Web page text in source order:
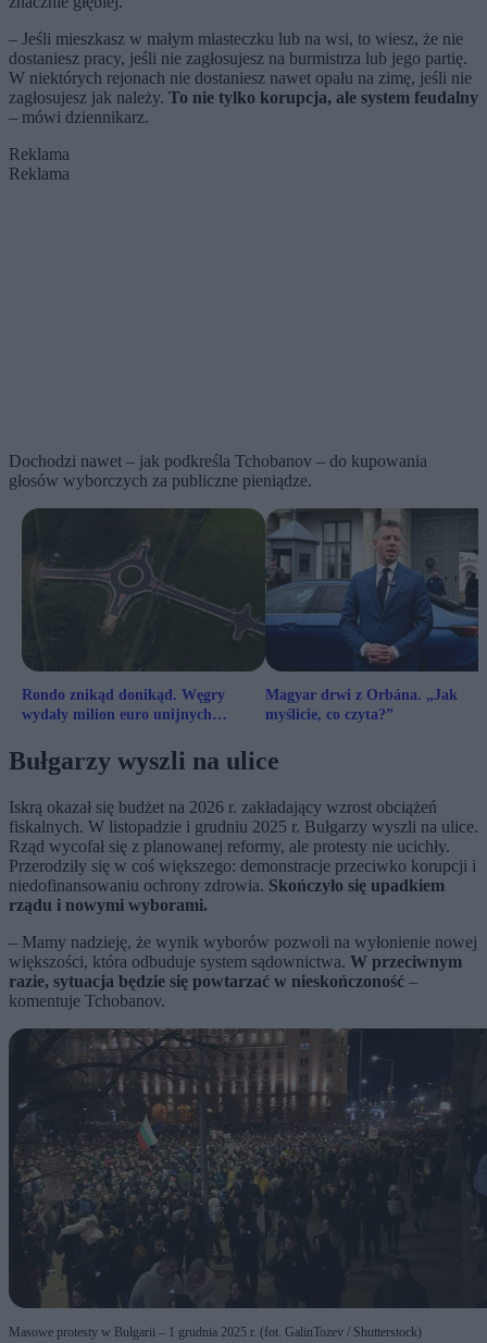
– Jeśli mieszkasz w małym miasteczku lub na wsi, to wiesz, że nie
dostaniesz pracy, jeśli nie zagłosujesz na burmistrza lub jego partię.
W niektórych rejonach nie dostaniesz nawet opału na zimę, jeśli nie
zagłosujesz jak należy. To nie tylko korupcja, ale system feudalny
– mówi dziennikarz.
Reklama
Reklama
Dochodzi nawet – jak podkreśla Tchobanov – do kupowania
głosów wyborczych za publiczne pieniądze.
Rondo znikąd donikąd. Węgry
wydały milion euro unijnych
Magyar drwi z Orbána. „Jak
myślicie, co czyta?”
Bułgarzy wyszli na ulice
Iskrą okazał się budżet na 2026 r. zakładający wzrost obciążeń
fiskalnych. W listopadzie i grudniu 2025 r. Bułgarzy wyszli na ulice.
Rząd wycofał się z planowanej reformy, ale protesty nie ucichły.
Przerodziły się w coś większego: demonstracje przeciwko korupcji i
niedofinansowaniu ochrony zdrowia. Skończyło się upadkiem
rządu i nowymi wyborami.
– Mamy nadzieję, że wynik wyborów pozwoli na wyłonienie nowej
większości, która odbuduje system sądownictwa. W przeciwnym
razie, sytuacja będzie się powtarzać w nieskończoność –
komentuje Tchobanov.
Masowe protesty w Bułgarii – 1 grudnia 2025 r. (fot. GalinTozev / Shutterstock)